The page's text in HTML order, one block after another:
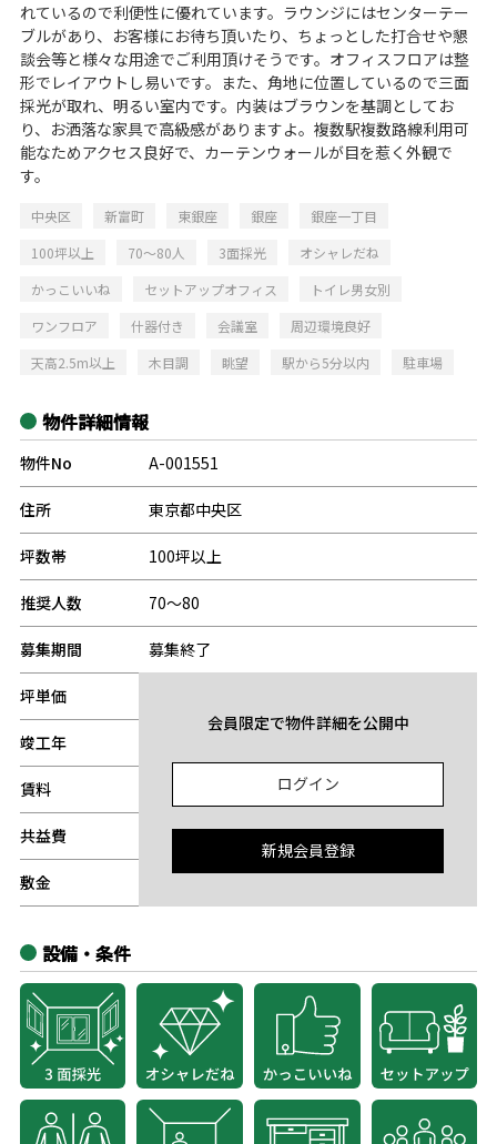
れているので利便性に優れています。ラウンジにはセンターテー
ブルがあり、お客様にお待ち頂いたり、ちょっとした打合せや懇
談会等と様々な用途でご利用頂けそうです。オフィスフロアは整
形でレイアウトし易いです。また、角地に位置しているので三面
採光が取れ、明るい室内です。内装はブラウンを基調としてお
り、お洒落な家具で高級感がありますよ。複数駅複数路線利用可
能なためアクセス良好で、カーテンウォールが目を惹く外観で
す。
中央区 新富町 東銀座 銀座
銀座一丁目
100坪以上
70～80人 3面採光
オシャレだね
かっこいいね
セットアップオフィス
トイレ男女別
ワンフロア
什器付き 会議室
周辺環境良好
天高2.5m以上
木目調 眺望 駅から5分以内 駐車場
物件詳細情報
物件No A-001551
住所 東京都中央区
坪数帯 100坪以上
推奨人数 70～80
募集期間 募集終了
坪単価
竣工年
賃料
共益費
敷金
会員限定で物件詳細を公開中
ログイン
新規会員登録
設備・条件